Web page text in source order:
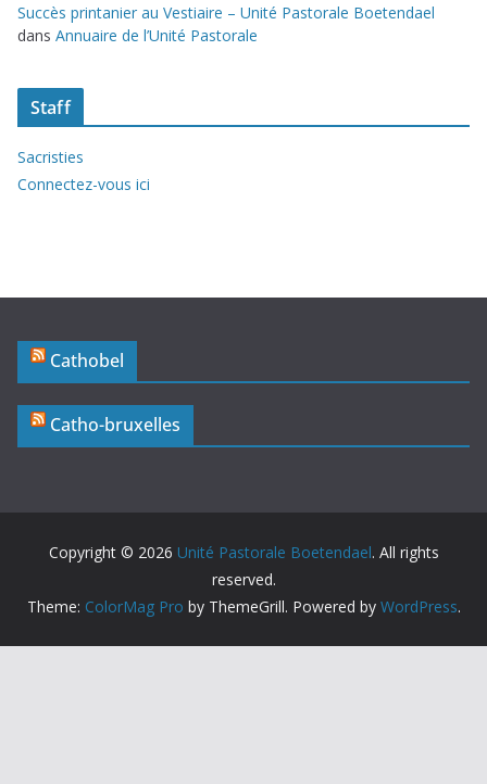
Succès printanier au Vestiaire – Unité Pastorale Boetendael
dans Annuaire de l’Unité Pastorale
Staff
Sacristies
Connectez-vous ici
Cathobel
Catho-bruxelles
Copyright © 2026 Unité Pastorale Boetendael. All rights
reserved.
Theme: ColorMag Pro by ThemeGrill. Powered by WordPress.